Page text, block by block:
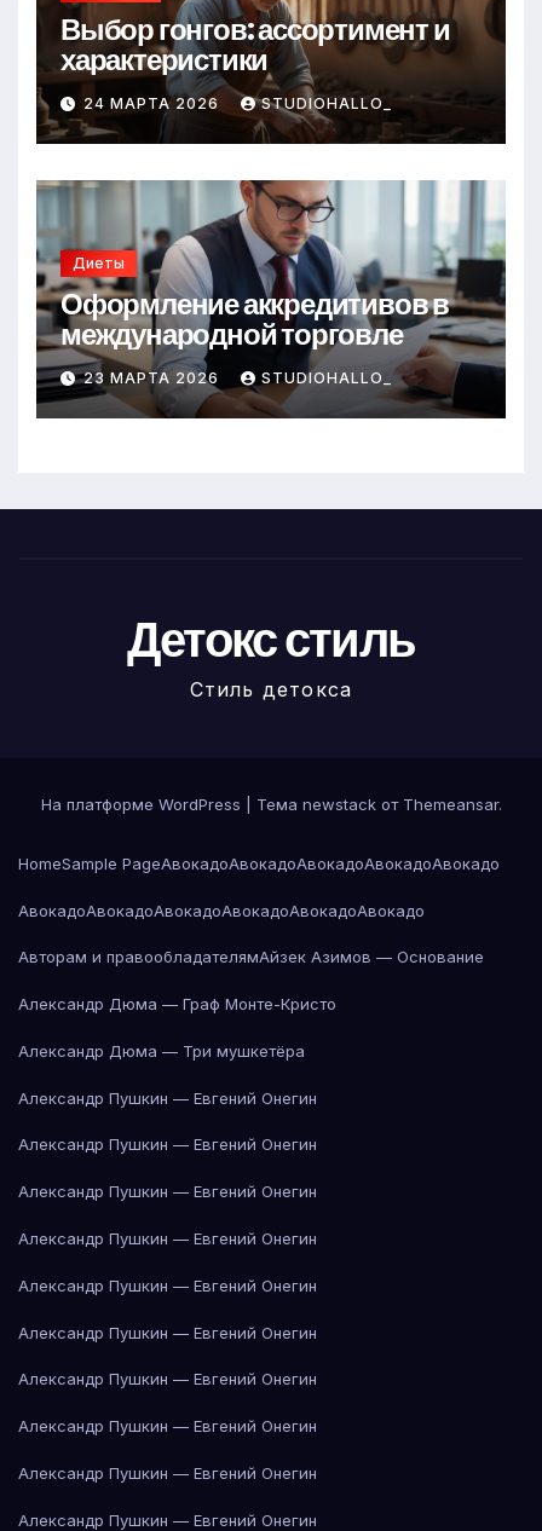
Выбор гонгов: ассортимент и
характеристики
24 МАРТА 2026 STUDIOHALLO_
Диеты
Оформление аккредитивов в
международной торговле
23 МАРТА 2026 STUDIOHALLO_
Детокс стиль
Стиль детокса
На платформе WordPress Тема newstack от Themeansar.
HomeSample PageАвокадоАвокадоАвокадоАвокадоАвокадо
АвокадоАвокадоАвокадоАвокадоАвокадоАвокадо
Авторам и правообладателямАйзек Азимов — Основание
Александр Дюма — Граф Монте-Кристо
Александр Дюма — Три мушкетёра
Александр Пушкин — Евгений Онегин
Александр Пушкин — Евгений Онегин
Александр Пушкин — Евгений Онегин
Александр Пушкин — Евгений Онегин
Александр Пушкин — Евгений Онегин
Александр Пушкин — Евгений Онегин
Александр Пушкин — Евгений Онегин
Александр Пушкин — Евгений Онегин
Александр Пушкин — Евгений Онегин
Александр Пушкин — Евгений Онегин